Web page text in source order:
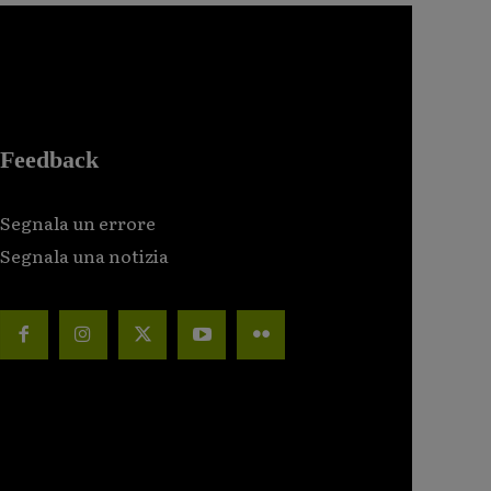
Feedback
Segnala un errore
Segnala una notizia